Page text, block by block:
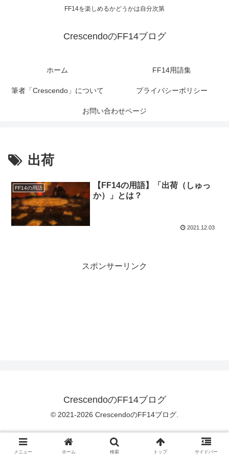
FF14を楽しめるかどうかは自分次第
CrescendoのFF14ブログ
ホーム FF14用語集
筆者「Crescendo」について プライバシーポリシー
お問い合わせページ
出荷
FF14の用語
【FF14の用語】「出荷（しゅっ
か）」とは？
2021.12.03
スポンサーリンク
CrescendoのFF14ブログ
© 2021-2026 CrescendoのFF14ブログ.
メニュー ホーム 検索 トップ サイドバー